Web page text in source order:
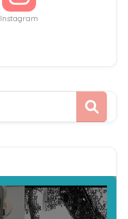
Instagram